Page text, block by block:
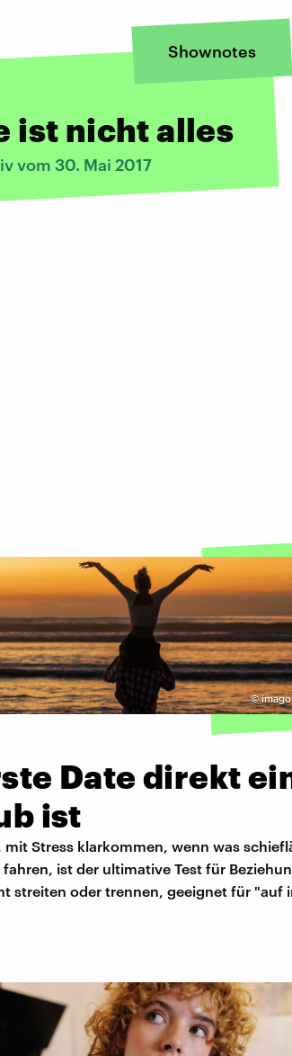
Shownotes
ist nicht alles
vom 30. Mai 2017
©imago
Date direkt
ist
Stress klarkommen, wenn was
ist der ultimative Test für
streiten oder trennen, geeignet für "auf